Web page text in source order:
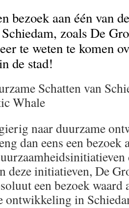
bezoek aan één van
zoals De
te weten te komen
de stad!
Schatten van
Whale
naar duurzame
dan eens een bezoek
deze initiatieven, De
een bezoek waard
ontwikkeling in